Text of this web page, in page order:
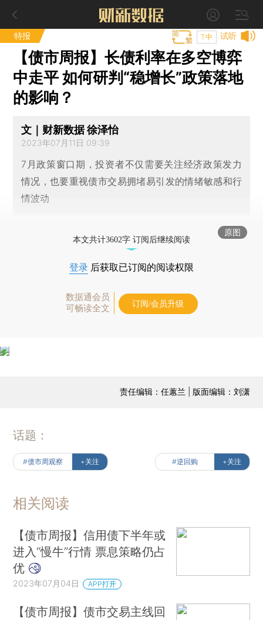
特报 试听
T中
【债市周报】长债利率在多空博弈
中走平 如何研判“稳增长”政策落地
的影响？
文｜财新数据 徐泽怡
2023年07月11日 09:39
7月政策窗口期，投资者不仅需要关注经济政策发力
情况，也要重视债市交易拥堵易引发的情绪敏感和行
情波动
原图
本文共计3602字 订阅后继续阅读
登录 后获取已订阅的阅读权限
数据通会员
可畅读全文
订阅/会员升级
责任编辑：任蕙兰 | 版面编辑：刘潇
话题：
#债市周观察 +关注 #逆回购 +关注
相关阅读
【债市周报】信用债下半年或
进入“慢牛”行情 票息策略仍占
优
2023年07月04日 APP打开
【债市周报】债市交易主线回